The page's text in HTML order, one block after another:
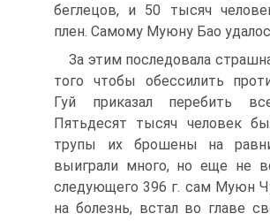
беглецов, и 50 тысяч
плен. Самому Муюну Бао
За этим последовала
того чтобы обес­силить
Гуй приказал перебить
Пятьдесят тысяч человек
трупы их бро­шены на
выиграли много, но еще не
следующего 396 г. сам Муюн
на болезнь, встал во главе